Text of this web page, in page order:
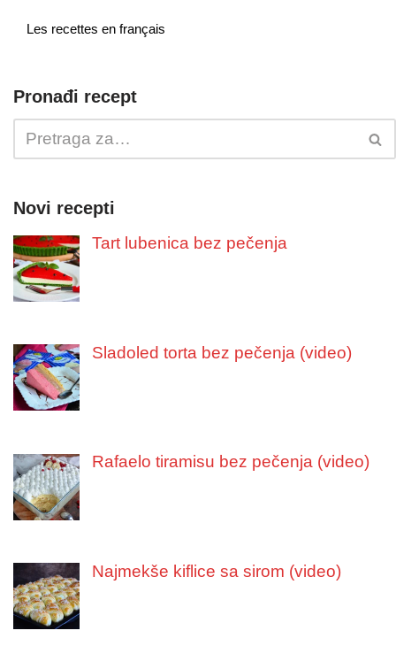
Les recettes en français
Pronađi recept
Novi recepti
Tart lubenica bez pečenja
Sladoled torta bez pečenja (video)
Rafaelo tiramisu bez pečenja (video)
Najmekše kiflice sa sirom (video)